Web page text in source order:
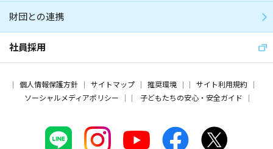
財団との連携
社員採用
個人情報保護方針 サイトマップ 推奨環境
サイト利用規約
ソーシャルメディアポリシー
子どもたちの安心・安全ガイド